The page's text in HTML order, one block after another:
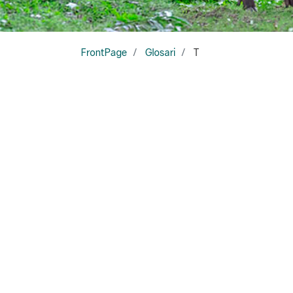
FrontPage Glosari T